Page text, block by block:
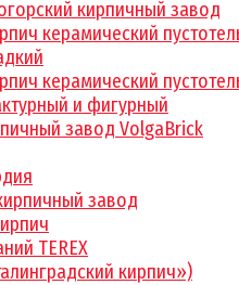
кирпичный завод
керамический
керамический
и фигурный
завод VolgaBrick
завод
TEREX
кирпич»)